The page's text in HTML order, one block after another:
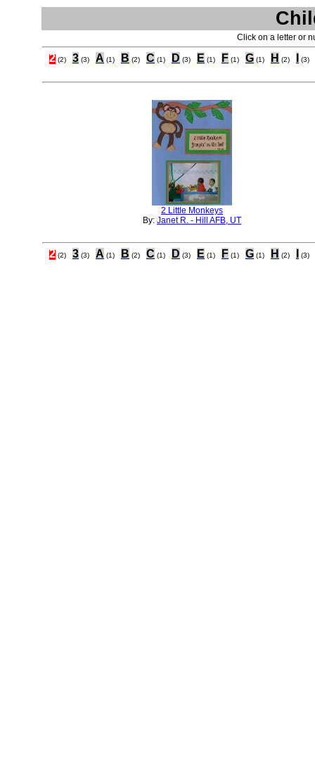
Click on a letter or
2 (2) 3 (3) A (1) B (2) C (1) D (3) E (1) F (1) G (1) H (2) (3)
2 Little Monkeys
By: Janet R. - Hill AFB, UT
2 (2) 3 (3) A (1) B (2) C (1) D (3) E (1) F (1) G (1) H (2) (3)